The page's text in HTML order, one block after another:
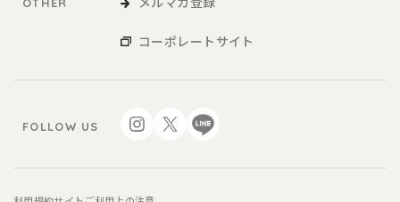
2．本サービスにおいては、登録希望者が本規約に同意の上、当社
の定める方法によって利用登録を申請し、当社がこれに対す
コーポレートサイト
FOLLOW US